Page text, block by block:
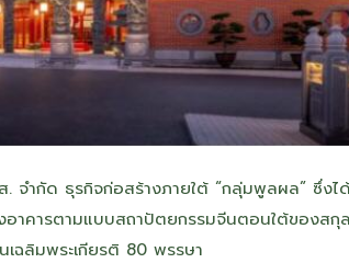
. จำกัด ธุรกิจก่อสร้างภายใต้ “กลุ่มพูลผล” ซึ่งไ
อาคารตามแบบสถาปัตยกรรมจีนตอนใต้ของสกุ
ฉลิมพระเกียรติ 80 พรรษา